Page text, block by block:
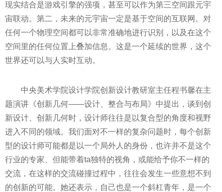
现实结合是游戏引擎的强项，甚至可以作为第三空间跟元宇
宙联动。第二，未来的元宇宙一定是基于空间的互联网。对
任何一个物理空间都可以非常准确地进行识别，以及在这个
空间里的任何位置上叠加信息。这是一个延续的世界，这个
世界还可以与人实时互动。
中央美术学院设计学院创新设计教研室主任程书馨在主
题演讲《创新几何——设计、整合与布局》中提出，谈到创
新设计、创新几何时，设计师往往是以复合型的角度和视野
进入不同的领域。我们面对不一样的复杂问题时，每个创新
型的设计师可能都是以一个局外人的身份，也许并不是这个
行业的专家、但能带着ta独特的视角，或能给予你不一样的
交流，在这样的交流碰撞过程中，往往会发生一些意想不到
的创新的可能。她还表示，自己也是一个斜杠青年，是一个